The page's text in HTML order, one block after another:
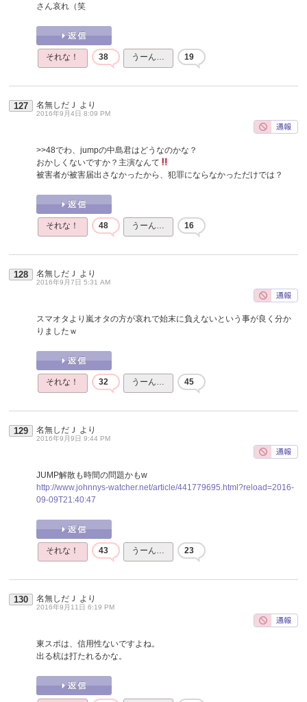
さん哀れ（笑
それな！ 38 うーん… 19
127 名無しだＪ より
2016年9月4日 8:09 PM
>>48でわ、jumpの中島君はどうなのかな？
おかしくないですか？主演なんて
被害者が被害届出さなかったから、犯罪にならなかっただけでは？
それな！ 48 うーん… 16
128 名無しだＪ より
2016年9月7日 5:31 AM
スマオタより嵐オタの方が哀れで始末に負えないという事が良く分か
りましたｗ
それな！ 32 うーん… 45
129 名無しだＪ より
2016年9月9日 9:44 PM
JUMP解散も時間の問題かもw
http://www.johnnys-watcher.net/article/441779695.html?reload=2016-
09-09T21:40:47
それな！ 43 うーん… 23
130 名無しだＪ より
2016年9月11日 6:19 PM
東スポは、信用性ないですよね。
出る杭は打たれるかな。